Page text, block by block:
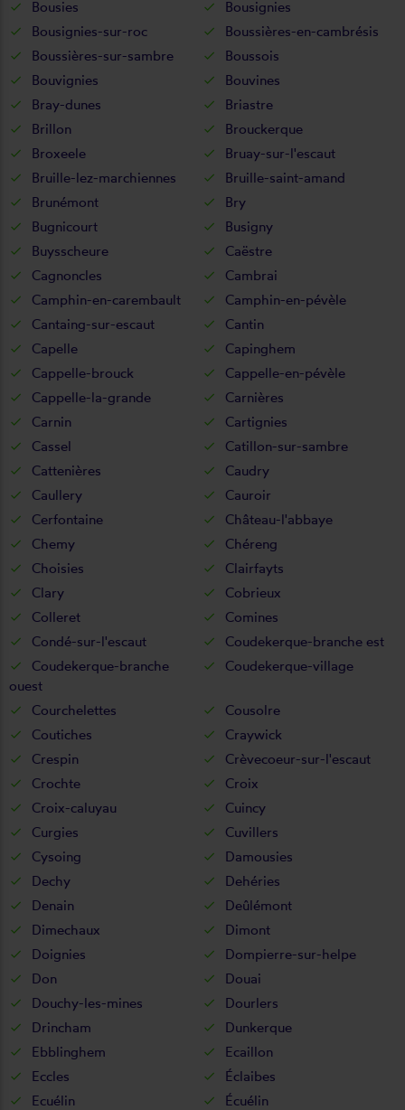
Bousies
Bousignies
Bousignies-sur-roc
Boussières-en-cambrésis
Boussières-sur-sambre
Boussois
Bouvignies
Bouvines
Bray-dunes
Briastre
Brillon
Brouckerque
Broxeele
Bruay-sur-l'escaut
Bruille-lez-marchiennes
Bruille-saint-amand
Brunémont
Bry
Bugnicourt
Busigny
Buysscheure
Caëstre
Cagnoncles
Cambrai
Camphin-en-carembault
Camphin-en-pévèle
Cantaing-sur-escaut
Cantin
Capelle
Capinghem
Cappelle-brouck
Cappelle-en-pévèle
Cappelle-la-grande
Carnières
Carnin
Cartignies
Cassel
Catillon-sur-sambre
Cattenières
Caudry
Caullery
Cauroir
Cerfontaine
Château-l'abbaye
Chemy
Chéreng
Choisies
Clairfayts
Clary
Cobrieux
Colleret
Comines
Condé-sur-l'escaut
Coudekerque-branche est
Coudekerque-branche
ouest
Coudekerque-village
Courchelettes
Cousolre
Coutiches
Craywick
Crespin
Crèvecoeur-sur-l'escaut
Crochte
Croix
Croix-caluyau
Cuincy
Curgies
Cuvillers
Cysoing
Damousies
Dechy
Dehéries
Denain
Deûlémont
Dimechaux
Dimont
Doignies
Dompierre-sur-helpe
Don
Douai
Douchy-les-mines
Dourlers
Drincham
Dunkerque
Ebblinghem
Ecaillon
Eccles
Éclaibes
Ecuélin
Écuélin